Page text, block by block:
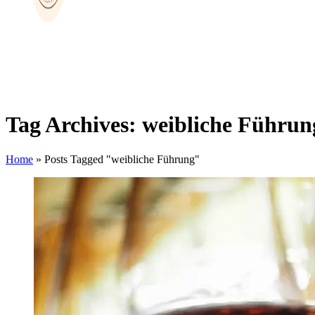
Tag Archives: weibliche
Home » Posts Tagged "weibliche Führung"